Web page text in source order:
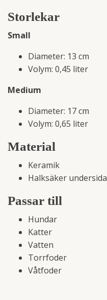
Storlekar
Small
Diameter: 13 cm
Volym: 0,45 liter
Medium
Diameter: 17 cm
Volym: 0,65 liter
Material
Keramik
Halksäker undersida
Passar till
Hundar
Katter
Vatten
Torrfoder
Våtfoder